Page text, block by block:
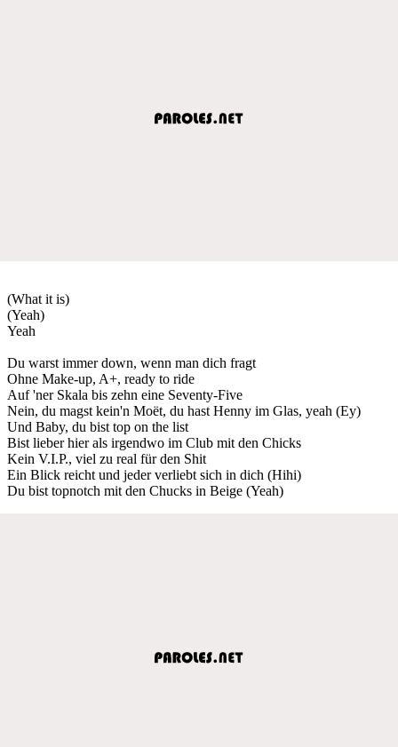
(What it is)
(Yeah)
Yeah
Du warst immer down, wenn man dich fragt
Ohne Make-up, A+, ready to ride
Auf 'ner Skala bis zehn eine Seventy-Five
Nein, du magst kein'n Moët, du hast Henny im Glas, yeah (Ey)
Und Baby, du bist top on the list
Bist lieber hier als irgendwo im Club mit den Chicks
Kein V.I.P., viel zu real für den Shit
Ein Blick reicht und jeder verliebt sich in dich (Hihi)
Du bist topnotch mit den Chucks in Beige (Yeah)